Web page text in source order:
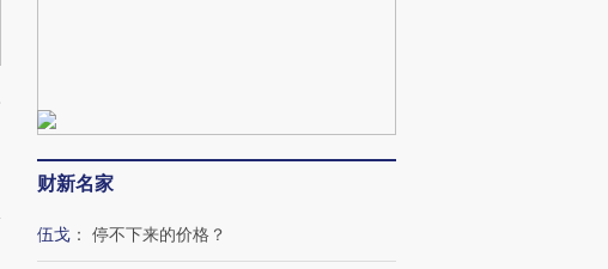
财新名家
伍戈 ： 停不下来的价格？